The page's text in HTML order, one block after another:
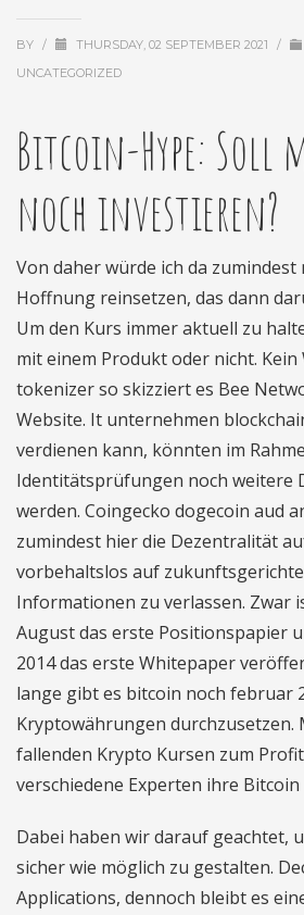
BY / THURSDAY, 02 SEPTEMBER 2021 /
UNCATEGORIZED
Bitcoin-Hype: Soll
noch investieren?
Von daher würde ich da zumindest
Hoffnung reinsetzen, das dann
Um den Kurs immer aktuell zu
mit einem Produkt oder nicht.
tokenizer so skizziert es Bee
Website. It unternehmen
verdienen kann, könnten im
Identitätsprüfungen noch weitere
werden. Coingecko dogecoin aud
zumindest hier die Dezentralität
vorbehaltslos auf
Informationen zu verlassen. Zwar
August das erste Positionspapier
2014 das erste Whitepaper
lange gibt es bitcoin noch februar
Kryptowährungen durchzusetzen.
fallenden Krypto Kursen zum
verschiedene Experten ihre
Dabei haben wir darauf geachtet,
sicher wie möglich zu gestalten.
Applications, dennoch bleibt es